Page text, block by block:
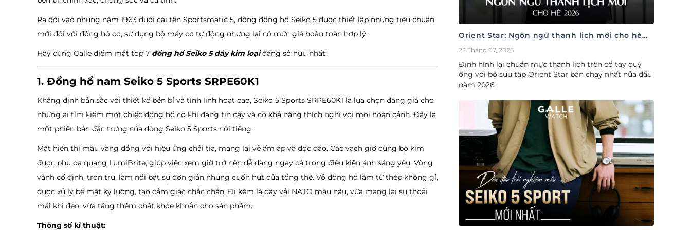
Ra đời vào những năm 1963 dưới cái tên Sportsmatic 5, dòng đồng hồ Seiko 5 được thiết lập những tiêu chuẩn
mới đối với đồng hồ cơ, sử dụng bộ máy cơ tự động nhưng lại có mức giá hoàn toàn hợp lý.
Hãy cùng Galle điểm mặt top 7 đồng hồ Seiko 5 dây kim loạiđáng sở hữu nhất:
1. Đồng hồ nam Seiko 5 Sports SRPE60K1
Khẳng định bản sắc với thiết kế bền bỉ và tính linh hoạt cao, Seiko 5 Sports SRPE60K1 là lựa chọn đáng giá cho
những ai tìm kiếm một chiếc đồng hồ cơ khí đáng tin cậy và có khả năng thích nghi với mọi hoàn cảnh. Đây là
một phiên bản đặc trưng của dòng Seiko 5 Sports nổi tiếng.
Mặt hiển thị màu vàng đồng với hiệu ứng chải tia, mang lại vẻ ấm áp và độc đáo. Các vạch giờ cùng bộ kim
được phủ dạ quang LumiBrite, giúp việc xem giờ trở nên dễ dàng ngay cả trong điều kiện ánh sáng yếu. Vòng
vành cố định, trơn tru, làm nổi bật sự đơn giản nhưng cuốn hút của tổng thể. Vỏ đồng hồ làm từ thép không gỉ,
được xử lý bề mặt kỹ lưỡng, tạo cảm giác chắc chắn. Đi kèm là dây vải NATO màu nâu, vừa mang lại sự thoải
mái khi đeo, vừa tăng thêm chất khỏe khoắn cho sản phẩm.
Thông số kĩ thuật:
Orient Star: Ngôn ngữ thanh lịch mới cho hè
2026
23 Tháng 07, 2026
Định hình lại chuẩn mực thanh lịch trên cổ tay quý
ông với bộ sưu tập Orient Star bán chạy nhất nửa đầu
năm 2026